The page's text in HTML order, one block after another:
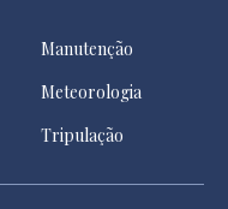
Manutenção
Meteorologia
Tripulação